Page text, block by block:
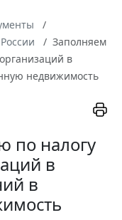
Заполняем
в
недвижимость
по налогу
в
в